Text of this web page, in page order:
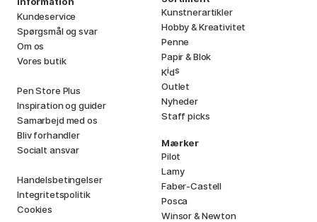
Kundeservice
Spørgsmål og svar
Om os
Vores butik
Pen Store Plus
Inspiration og guider
Samarbejd med os
Bliv forhandler
Socialt ansvar
Handelsbetingelser
Integritetspolitik
Cookies
Kunstnerartikler
Hobby & Kreativitet
Penne
Papir & Blok
Kids
Outlet
Nyheder
Staff picks
Mærker
Pilot
Lamy
Faber-Castell
Posca
Winsor & Newton